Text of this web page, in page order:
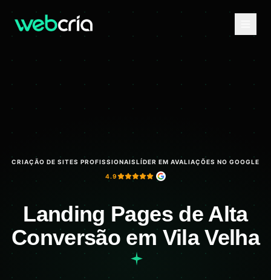
CRIAÇÃO DE SITES PROFISSIONAISLÍDER EM AVALIAÇÕES NO GOOGLE
4.9
Landing Pages de Alta
Conversão em Vila Velha